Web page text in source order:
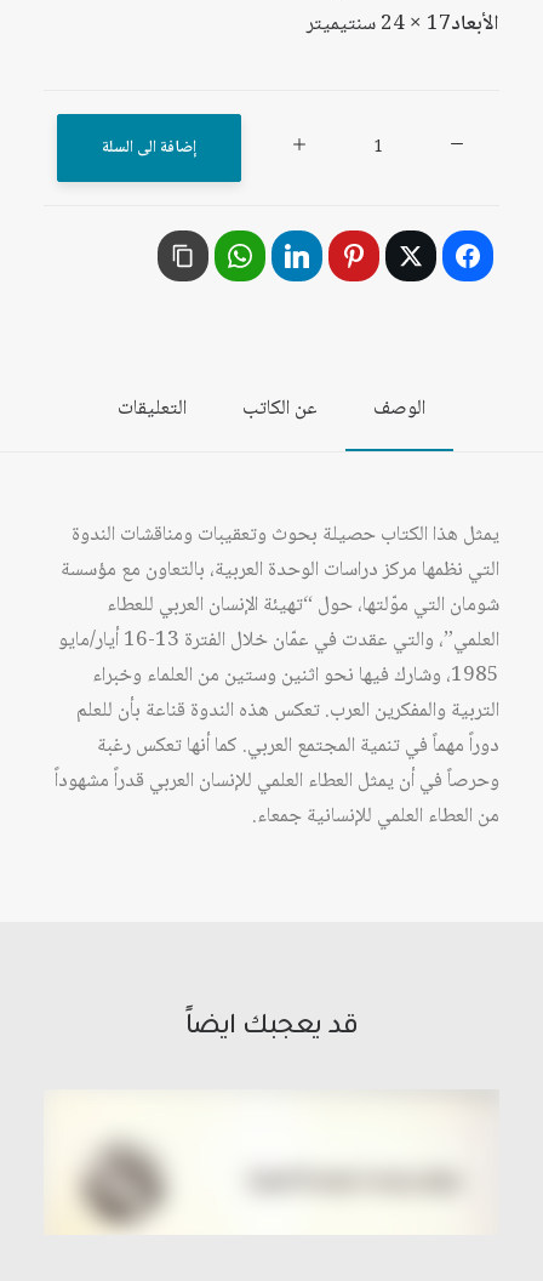
الأبعاد17 × 24 سنتيميتر
العربي
للعطاء
إضافة الى السلة
الوصف عن الكاتب التعليقات
يمثل هذا الكتاب حصيلة بحوث وتعقيبات ومناقشات الندوة
التي نظمها مركز دراسات الوحدة العربية، بالتعاون مع مؤسسة
شومان التي موّلتها، حول “تهيئة الإنسان العربي للعطاء
العلمي”، والتي عقدت في عمّان خلال الفترة 13-16 أيار/مايو
1985، وشارك فيها نحو اثنين وستين من العلماء وخبراء
التربية والمفكرين العرب. تعكس هذه الندوة قناعة بأن للعلم
دوراً مهماً في تنمية المجتمع العربي. كما أنها تعكس رغبة
وحرصاً في أن يمثل العطاء العلمي للإنسان العربي قدراً مشهوداً
من العطاء العلمي للإنسانية جمعاء.
قد يعجبك ايضاً